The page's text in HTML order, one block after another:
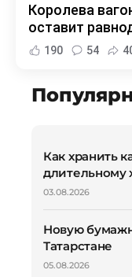
Королева
оставит
190 54
Как хранить
длительному
03.08.2026
Новую
Татарстане
05.08.2026